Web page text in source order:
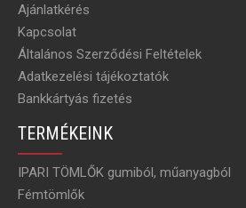
Ajánlatkérés
Kapcsolat
Általános Szerződési Feltételek
Adatkezelési tájékoztatók
Bankkártyás fizetés
TERMÉKEINK
IPARI TÖMLŐK gumiból, műanyagból
Fémtömlők